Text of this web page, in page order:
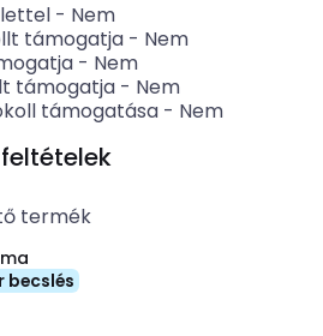
- Nem
támogatja- Nem
- Nem
támogatja- Nem
támogatása- Nem
termék
becslés